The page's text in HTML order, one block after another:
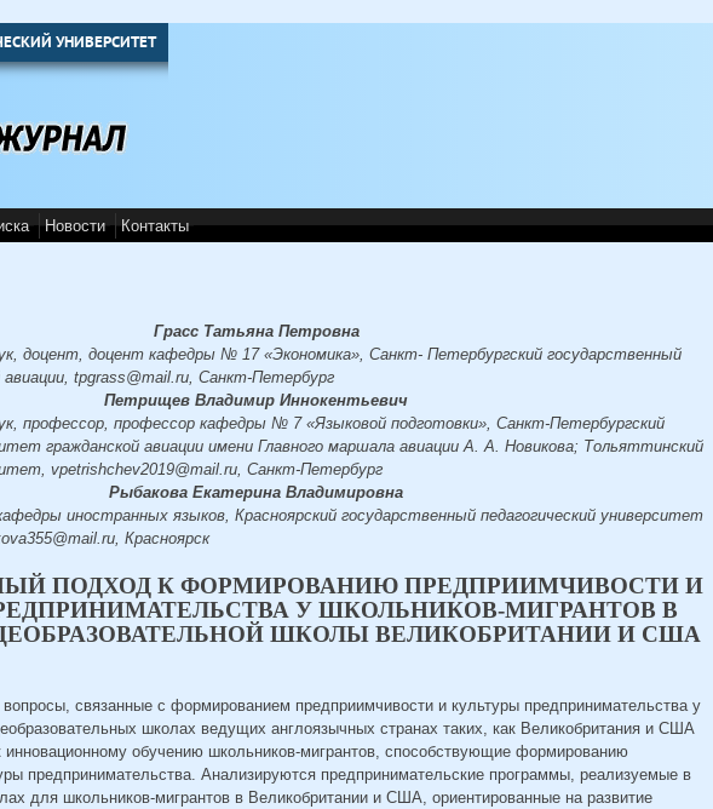
УНИВЕРСИТЕТ
Новости Контакты
Грасс Татьяна Петровна
доцент, доцент кафедры № 17 «Экономика», Санкт- Петербургский государственный
tpgrass@mail.ru, Cанкт-Петербург
Петрищев Владимир Иннокентьевич
профессор, профессор кафедры № 7 «Языковой подготовки», Санкт-Петербургский
гражданской авиации имени Главного маршала авиации А. А. Новикова; Тольяттинский
vpetrishchev2019@mail.ru, Санкт-Петербург
Рыбакова Екатерина Владимировна
иностранных языков, Красноярский государственный педагогический университет
Красноярск
ПОДХОД К ФОРМИРОВАНИЮ ПРЕДПРИИМЧИВОСТИ И
У ШКОЛЬНИКОВ-МИГРАНТОВ В
ШКОЛЫ ВЕЛИКОБРИТАНИИ И США
связанные с формированием предприимчивости и культуры предпринимательства у
школах ведущих англоязычных странах таких, как Великобритания и США
обучению школьников-мигрантов, способствующие формированию
предпринимательства. Анализируются предпринимательские программы, реализуемые в
для школьников-мигрантов в Великобритании и США, ориентированные на развитие